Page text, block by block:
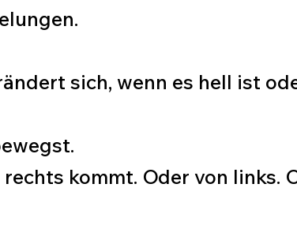
sich, wenn es hell ist
kommt. Oder von links.